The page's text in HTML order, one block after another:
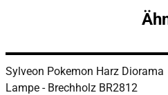
Sylveon Pokemon Harz Diorama
Lampe - Brechholz BR2812